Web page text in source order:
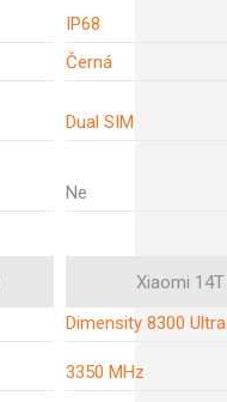
IP68
Černá
Dual SIM
Ne
Xiaomi 14T
Dimensity 8300 Ultra
3350 MHz